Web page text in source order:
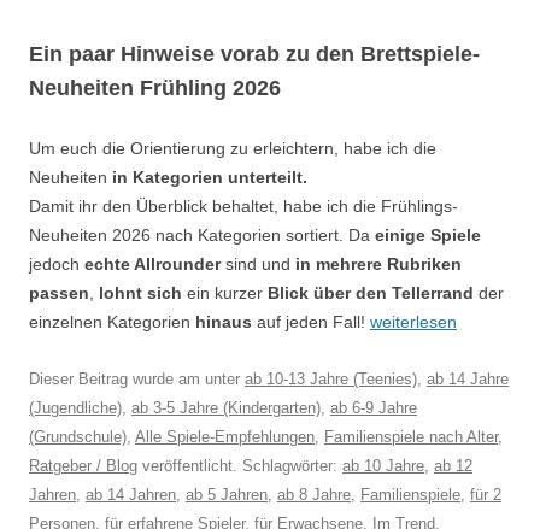
Ein paar Hinweise vorab zu den Brettspiele-
Neuheiten Frühling 2026
Um euch die Orientierung zu erleichtern, habe ich die
Neuheiten in Kategorien unterteilt.
Damit ihr den Überblick behaltet, habe ich die Frühlings-
Neuheiten 2026 nach Kategorien sortiert. Da einige Spiele
jedoch echte Allroundersind und in mehrere Rubriken
passen, lohnt sich ein kurzer Blick über den Tellerrand der
einzelnen Kategorien hinaus auf jeden Fall! weiterlesen
Dieser Beitrag wurde am unter ab 10-13 Jahre (Teenies), ab 14 Jahre
(Jugendliche), ab 3-5 Jahre (Kindergarten), ab 6-9 Jahre
(Grundschule), Alle Spiele-Empfehlungen, Familienspiele nach Alter,
Ratgeber / Blog veröffentlicht. Schlagwörter: ab 10 Jahre, ab 12
Jahren, ab 14 Jahren, ab 5 Jahren, ab 8 Jahre, Familienspiele, für 2
Personen, für erfahrene Spieler, für Erwachsene, Im Trend,